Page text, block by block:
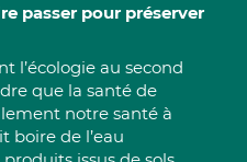
passer pour préserver
l’écologie au second
que la santé de
notre santé à
boire de l’eau